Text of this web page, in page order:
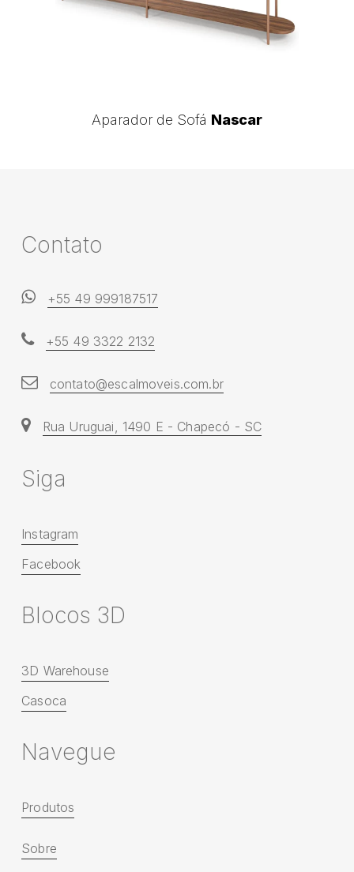
de
Aparador de Sofá Nascar
Contato
+55 49 999187517
+55 49 3322 2132
contato@escalmoveis.com.br
Rua Uruguai, 1490 E - Chapecó - SC
Siga
Instagram
Facebook
Blocos 3D
3D Warehouse
Casoca
Navegue
Produtos
Sobre